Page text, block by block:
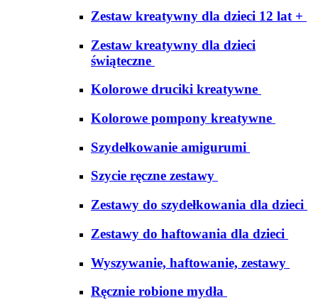
Zestaw kreatywny dla dzieci 12 lat +
Zestaw kreatywny dla dzieci
świąteczne
Kolorowe druciki kreatywne
Kolorowe pompony kreatywne
Szydełkowanie amigurumi
Szycie ręczne zestawy
Zestawy do szydełkowania dla dzieci
Zestawy do haftowania dla dzieci
Wyszywanie, haftowanie, zestawy
Ręcznie robione mydła